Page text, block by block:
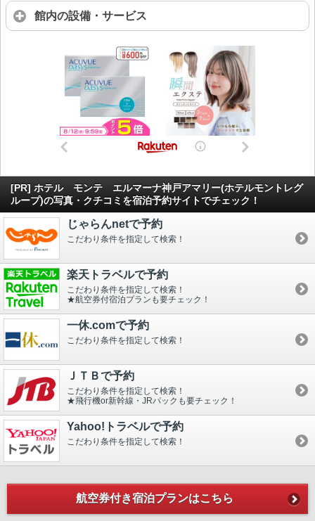
館内の設備・サービス
[PR] ホテル モンテ エルマーナ神戸アマリー(ホテルモントレグ
ループ)の写真・クチコミを宿泊予約サイトでチェック！
じゃらんnetで予約
こだわり条件を指定して検索！
楽天トラベルで予約
こだわり条件を指定して検索！
★航空券付宿泊プランも要チェック！
一休.comで予約
こだわり条件を指定して検索！
ＪＴＢで予約
こだわり条件を指定して検索！
★飛行機or新幹線・JRパックも要チェック！
Yahoo!トラベルで予約
こだわり条件を指定して検索！
航空券付き宿泊プランはこちら